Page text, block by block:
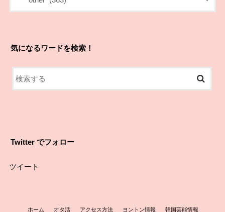
気になるワードを検索！
Twitter でフォロー
ツイート
ホーム オタ活 アクセス方法 ヨントン情報 韓国芸能情報